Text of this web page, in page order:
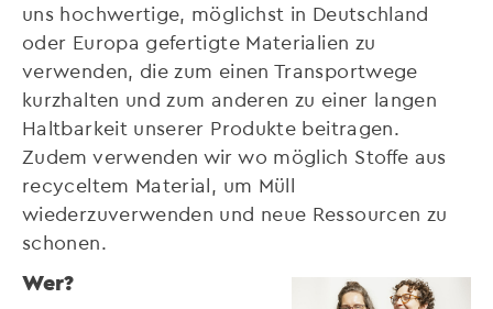
uns hochwertige, möglichst in Deutschland
oder Europa gefertigte Materialien zu
verwenden, die zum einen Transportwege
kurzhalten und zum anderen zu einer langen
Haltbarkeit unserer Produkte beitragen.
Zudem verwenden wir wo möglich Stoffe aus
recyceltem Material, um Müll
wiederzuverwenden und neue Ressourcen zu
schonen.
Wer?